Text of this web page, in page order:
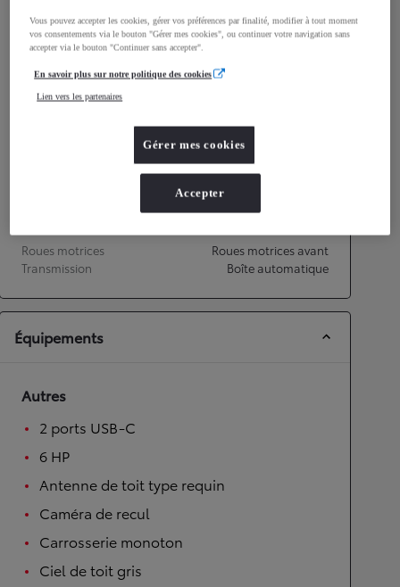
Consommation mixte
Accélération 0-100km/h
11,2
Roues motrices
Roues motrices avant
Transmission
Boîte automatique
Équipements
Autres
2 ports USB-C
6 HP
Antenne de toit type requin
Caméra de recul
Carrosserie monoton
Ciel de toit gris
Vous pouvez accepter les cookies, gérer vos préférences par finalité, modifier à tout moment
vos consentements via le bouton "Gérer mes cookies", ou continuer votre navigation sans
accepter via le bouton "Continuer sans accepter".
En savoir plus sur notre politique des cookies
Lien vers les partenaires
Gérer mes cookies
Accepter